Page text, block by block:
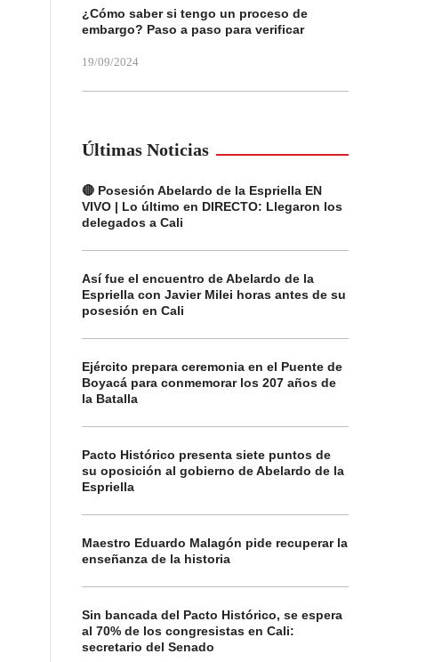
¿Cómo saber si tengo un proceso de
embargo? Paso a paso para verificar
19/09/2024
Últimas Noticias
🔴 Posesión Abelardo de la Espriella EN
VIVO | Lo último en DIRECTO: Llegaron los
delegados a Cali
Así fue el encuentro de Abelardo de la
Espriella con Javier Milei horas antes de su
posesión en Cali
Ejército prepara ceremonia en el Puente de
Boyacá para conmemorar los 207 años de
la Batalla
Pacto Histórico presenta siete puntos de
su oposición al gobierno de Abelardo de la
Espriella
Maestro Eduardo Malagón pide recuperar la
enseñanza de la historia
Sin bancada del Pacto Histórico, se espera
al 70% de los congresistas en Cali:
secretario del Senado